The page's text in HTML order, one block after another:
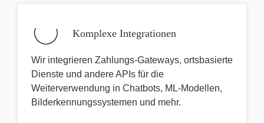
Komplexe Integrationen
Wir integrieren Zahlungs-Gateways, ortsbasierte
Dienste und andere APIs für die
Weiterverwendung in Chatbots, ML-Modellen,
Bilderkennungssystemen und mehr.